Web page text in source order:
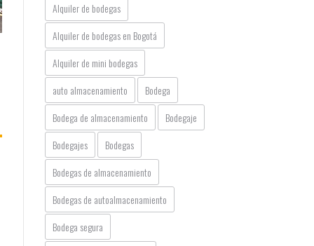
Alquiler de bodegas
Alquiler de bodegas en Bogotá
Alquiler de mini bodegas
auto almacenamiento
Bodega
Bodega de almacenamiento
Bodegaje
Bodegajes
Bodegas
Bodegas de almacenamiento
Bodegas de autoalmacenamiento
Bodega segura